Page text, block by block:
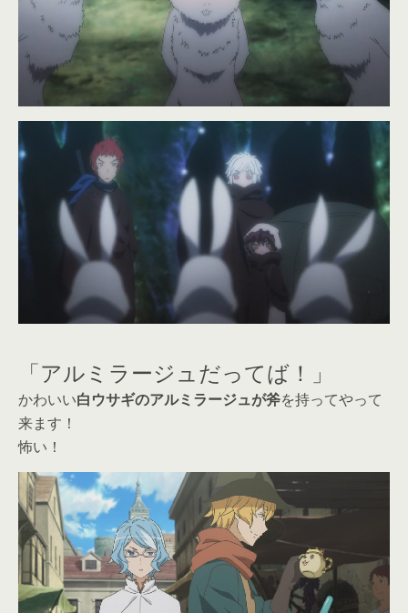
「アルミラージュだってば！」
かわいい白ウサギのアルミラージュが斧を持ってやって
来ます！
怖い！